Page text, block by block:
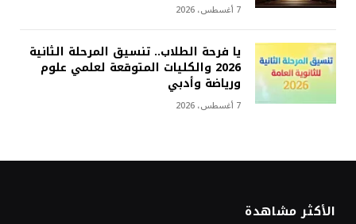
7 أغسطس، 2026
يا فرحة الطلاب.. تنسيق المرحلة الثانية
2026 والكليات المتوقعة لعلمي علوم
ورياضة وأدبي
7 أغسطس، 2026
الأكثر مشاهدة